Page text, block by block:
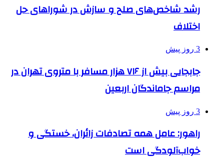
رشد شاخص‌های صلح و سازش در شوراهای حل
اختلاف
3 روز پیش
جابجایی بیش از ۷۱۶ هزار مسافر با متروی تهران در
مراسم جاماندگان اربعین
3 روز پیش
راهور: عامل همه تصادفات زائران، خستگی و
خواب‌آلودگی است